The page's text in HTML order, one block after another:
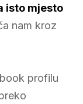
isto mjesto
nam kroz
profilu